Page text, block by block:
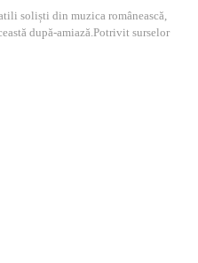
soliști din muzica românească,
după-amiază.Potrivit surselor